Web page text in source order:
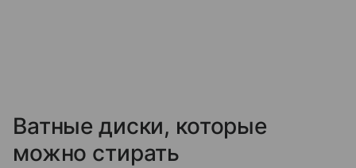
Ватные диски, которые
можно стирать